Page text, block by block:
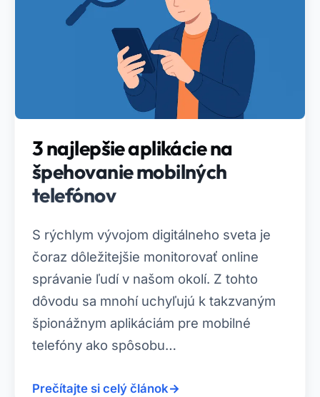
3 najlepšie aplikácie na
špehovanie mobilných
telefónov
S rýchlym vývojom digitálneho sveta je
čoraz dôležitejšie monitorovať online
správanie ľudí v našom okolí. Z tohto
dôvodu sa mnohí uchyľujú k takzvaným
špionážnym aplikáciám pre mobilné
telefóny ako spôsobu…
Prečítajte si celý článok→